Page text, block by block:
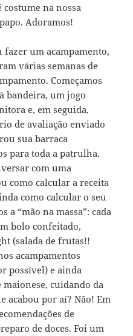
na nossa
Adoramos!
um acampamento,
várias semanas de
Começamos
bandeira, um jogo
e, em seguida,
de avaliação enviado
sua barraca
para toda a patrulha.
com uma
como calcular a receita
como calcular o seu
a “mão na massa”: cada
bolo confeitado,
(salada de frutas!!
acampamentos
possível) e ainda
cuidando da
acabou por aí? Não! Em
de
de doces. Foi um